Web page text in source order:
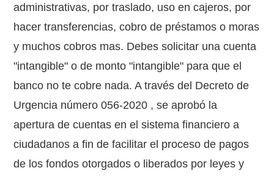
administrativas, por traslado, uso en cajeros, por
hacer transferencias, cobro de préstamos o moras
y muchos cobros mas. Debes solicitar una cuenta
"intangible" o de monto "intangible" para que el
banco no te cobre nada. A través del Decreto de
Urgencia número 056-2020 , se aprobó la
apertura de cuentas en el sistema financiero a
ciudadanos a fin de facilitar el proceso de pagos
de los fondos otorgados o liberados por leyes y